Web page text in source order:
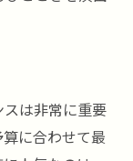
は非常に重要
に合わせて最